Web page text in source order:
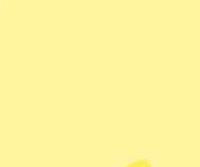
81 kvm med plats för
är 30 000
till vatten och